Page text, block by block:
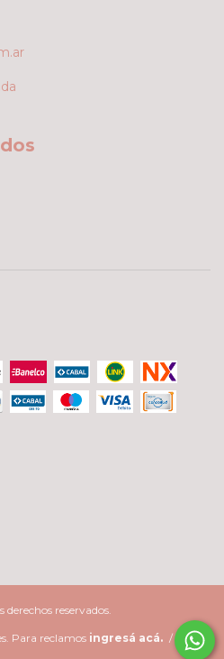
reservados.
Para reclamos ingresá acá. /